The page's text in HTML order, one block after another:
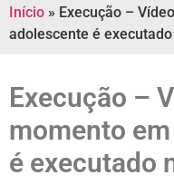
Início » Execução –
adolescente é
Execução –
momento
é executado